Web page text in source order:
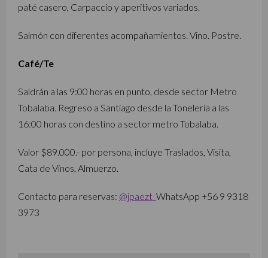
paté casero, Carpaccio y aperitivos variados.
Salmón con diferentes acompañamientos. Vino. Postre.
Café/Te
Saldrán a las 9:00 horas en punto, desde sector Metro
Tobalaba. Regreso a Santiago desde la Tonelería a las
16:00 horas con destino a sector metro Tobalaba.
Valor $89.000.- por persona, incluye Traslados, Visita,
Cata de Vinos, Almuerzo.
Contacto para reservas: @jpaezt WhatsApp +56 9 9318
3973